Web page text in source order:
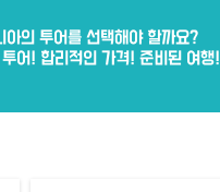
의 투어를 선택해야 할까요?
어! 합리적인 가격! 준비된 여행!